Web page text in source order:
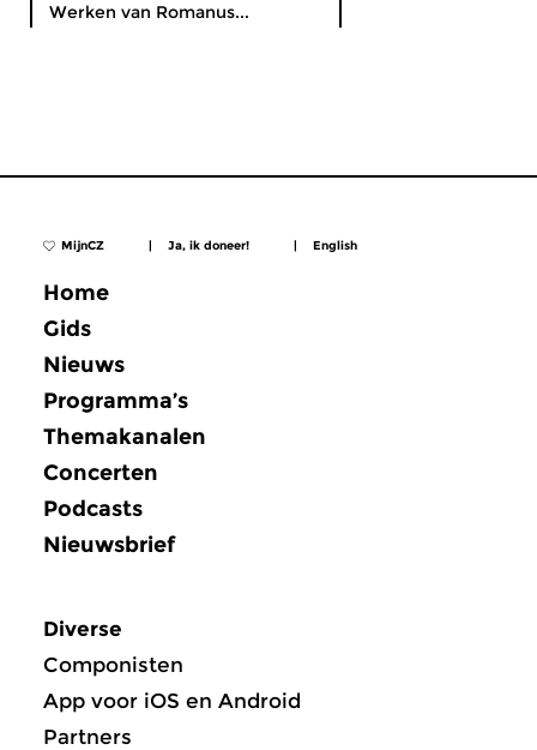
Werken van Romanus...
MijnCZ | Ja, ik doneer! | English
Home
Gids
Nieuws
Programma’s
Themakanalen
Concerten
Podcasts
Nieuwsbrief
Diverse
Componisten
App voor iOS en Android
Partners